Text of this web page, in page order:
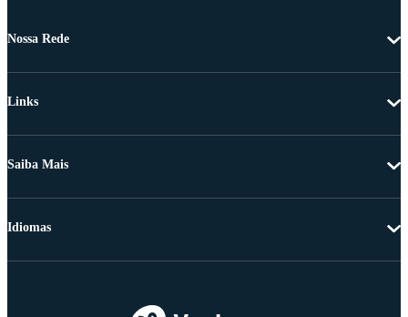
Nossa Rede
Links
Saiba Mais
Idiomas